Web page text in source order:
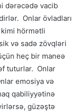
dərəcədə vacib
Onlar övladları
kimi hörmətli
və sadə zövqləri
heç bir maneə
tuturlar. Onlar
emosiya və
qabiliyyətinə
güzəştə